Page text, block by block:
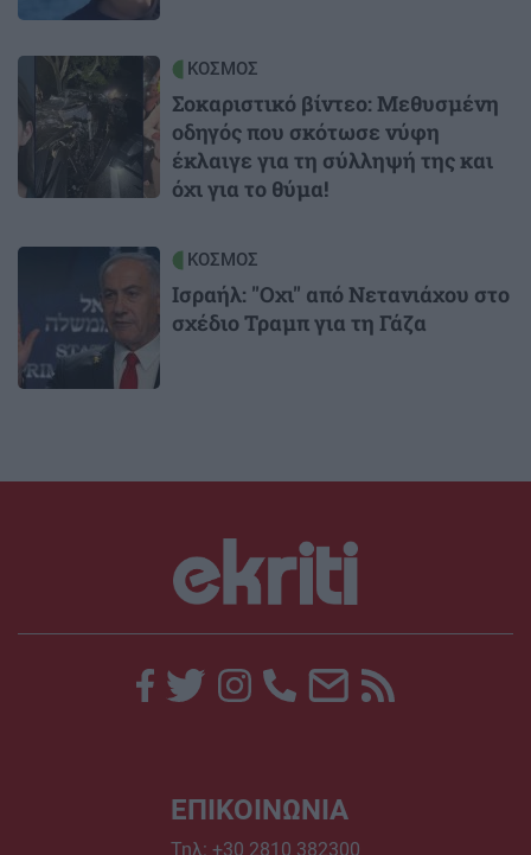
Image ΚΟΣΜΟΣ
Σοκαριστικό βίντεο: Μεθυσμένη
οδηγός που σκότωσε νύφη
έκλαιγε για τη σύλληψή της και
όχι για το θύμα!
ΚΟΣΜΟΣ
Ισραήλ: "Οχι" από Νετανιάχου στο
σχέδιο Τραμπ για τη Γάζα
ΕΠΙΚΟΙΝΩΝΙΑ
Τηλ: +30 2810 382300